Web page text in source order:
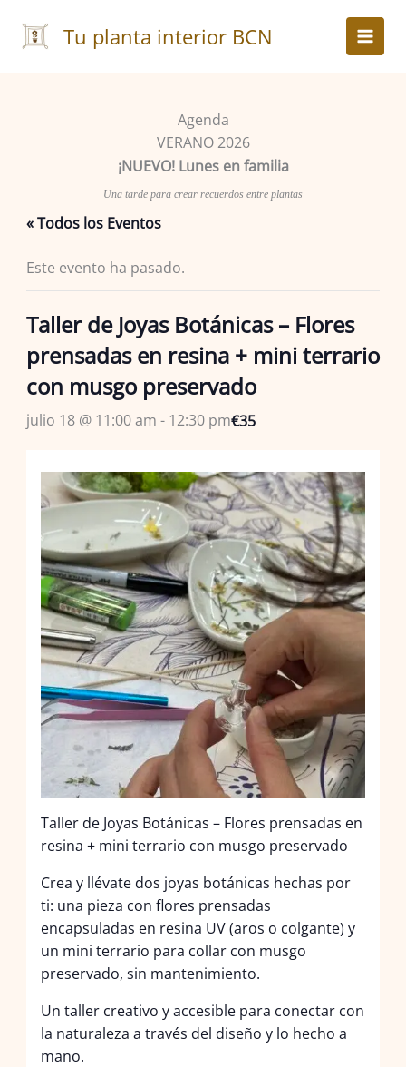
contenido
Tu planta interior BCN
Agenda
VERANO 2026
¡NUEVO! Lunes en familia
Una tarde para crear recuerdos entre plantas
« Todos los Eventos
Este evento ha pasado.
Taller de Joyas Botánicas – Flores
prensadas en resina + mini terrario
con musgo preservado
julio 18 @ 11:00 am - 12:30 pm€35
Taller de Joyas Botánicas – Flores prensadas en
resina + mini terrario con musgo preservado
Crea y llévate dos joyas botánicas hechas por
ti: una pieza con flores prensadas
encapsuladas en resina UV (aros o colgante) y
un mini terrario para collar con musgo
preservado, sin mantenimiento.
Un taller creativo y accesible para conectar con
la naturaleza a través del diseño y lo hecho a
mano.